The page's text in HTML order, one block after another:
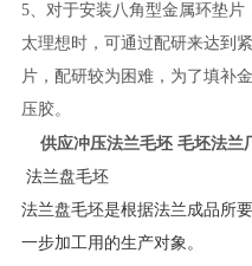
5、对于安装八角型金属环垫
太理想时，可通过配研来达到
片，配研较为困难，为了填补
压胶。
供应冲压法兰毛坯 毛坯法兰
法兰盘毛坯
法兰盘毛坯是根据法兰成品所
一步加工用的生产对象。